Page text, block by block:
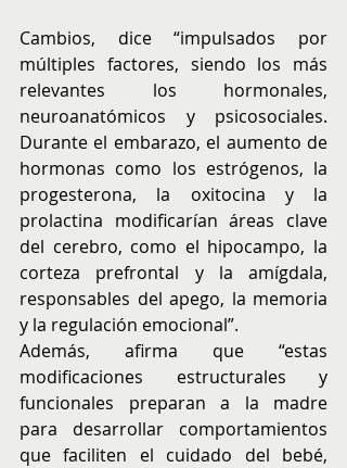
Cambios, dice “impulsados por
múltiples factores, siendo los más
relevantes los hormonales,
neuroanatómicos y psicosociales.
Durante el embarazo, el aumento de
hormonas como los estrógenos, la
progesterona, la oxitocina y la
prolactina modificarían áreas clave
del cerebro, como el hipocampo, la
corteza prefrontal y la amígdala,
responsables del apego, la memoria
y la regulación emocional”.
Además, afirma que “estas
modificaciones estructurales y
funcionales preparan a la madre
para desarrollar comportamientos
que faciliten el cuidado del bebé,